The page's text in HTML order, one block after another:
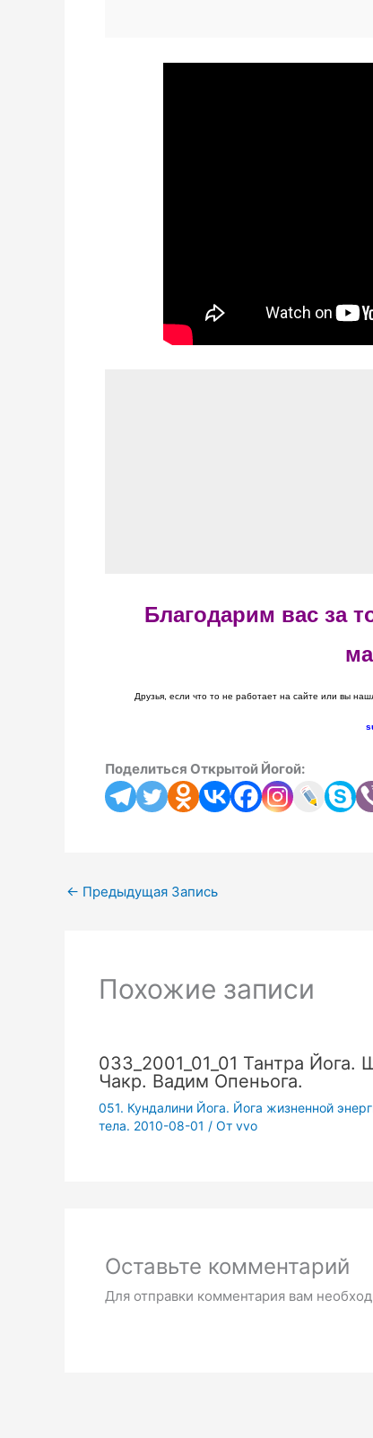
Благодарим вас за
Друзья, если что то не работает на сайте или вы
Поделиться Открытой Йогой:
← Предыдущая Запись
Похожие записи
033_2001_01_01 Тантра
Чакр. Вадим Опеньога.
051. Кундалини Йога. Йога жизненной
тела. 2010-08-01 / От vvo
Оставьте комментарий
Для отправки комментария вам